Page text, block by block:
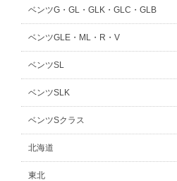
ベンツG・GL・GLK・GLC・GLB
ベンツGLE・ML・R・V
ベンツSL
ベンツSLK
ベンツSクラス
北海道
東北